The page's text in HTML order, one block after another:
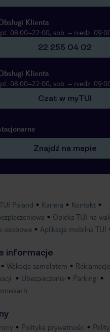
Klienta
08:00–22:00, sob. – niedz.
22 255 04 02
Klienta
08:00–22:00, sob. – niedz.
Czat w myTUI
Znajdź na mapie
Poland Kariera
Kontakt
Opieka TUI na
osobowe Aplikacja mobilna TUI
informacje
Wakacje samolotem
Reklamacje
Ubezpieczenia
Parkingi
Polityka prywatności